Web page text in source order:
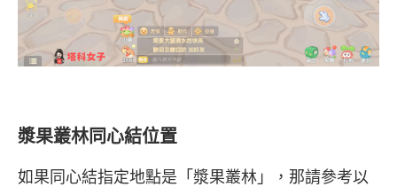
漿果叢林同心結位置
如果同心結指定地點是「漿果叢林」，那請參考以